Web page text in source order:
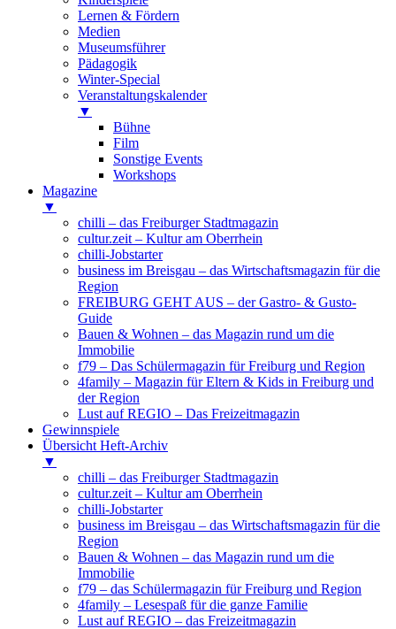
Lernen & Fördern
Medien
Museumsführer
Pädagogik
Winter-Special
Veranstaltungskalender
▼
Bühne
Film
Sonstige Events
Workshops
Magazine
▼
chilli – das Freiburger Stadtmagazin
cultur.zeit – Kultur am Oberrhein
chilli-Jobstarter
business im Breisgau – das Wirtschaftsmagazin für die
Region
FREIBURG GEHT AUS – der Gastro- & Gusto-
Guide
Bauen & Wohnen – das Magazin rund um die
Immobilie
f79 – Das Schülermagazin für Freiburg und Region
4family – Magazin für Eltern & Kids in Freiburg und
der Region
Lust auf REGIO – Das Freizeitmagazin
Gewinnspiele
Übersicht Heft-Archiv
▼
chilli – das Freiburger Stadtmagazin
cultur.zeit – Kultur am Oberrhein
chilli-Jobstarter
business im Breisgau – das Wirtschaftsmagazin für die
Region
Bauen & Wohnen – das Magazin rund um die
Immobilie
f79 – das Schülermagazin für Freiburg und Region
4family – Lesespaß für die ganze Familie
Lust auf REGIO – das Freizeitmagazin